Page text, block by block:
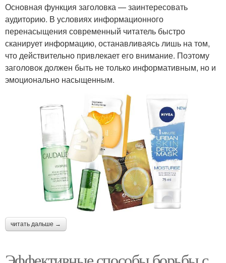
Основная функция заголовка — заинтересовать
аудиторию. В условиях информационного
перенасыщения современный читатель быстро
сканирует информацию, останавливаясь лишь на том,
что действительно привлекает его внимание. Поэтому
заголовок должен быть не только информативным, но и
эмоционально насыщенным.
читать дальше →